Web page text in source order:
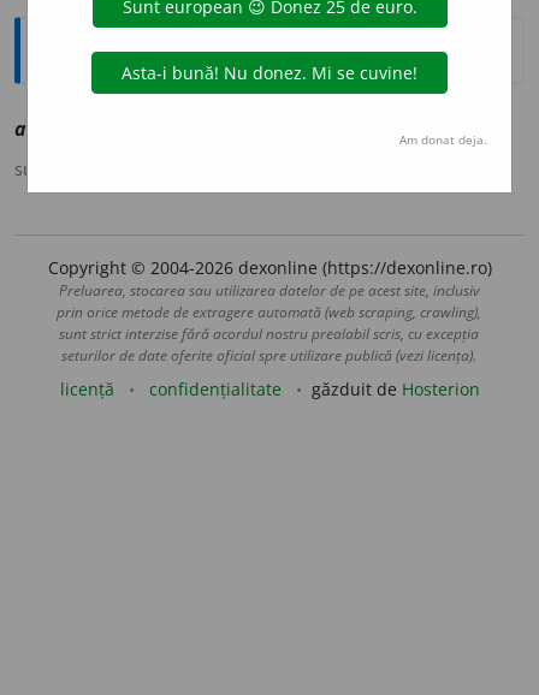
Explicative DEX
ardic
sursa:
Copyright © 2004-2026 dexonline (https://dexonline.ro)
Preluarea, stocarea sau utilizarea datelor de pe acest site, inclusiv
prin orice metode de extragere automată (web scraping, crawling),
sunt strict interzise fără acordul nostru prealabil scris, cu excepția
seturilor de date oferite oficial spre utilizare publică (vezi licența).
licență confidențialitate găzduit de Hosterion
Am donat deja.